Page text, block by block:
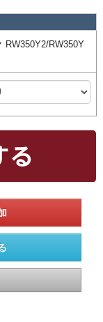
RW350Y2/RW350Y